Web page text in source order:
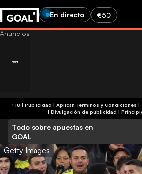
En directo €50
+18 | Publicidad | Aplican Términos y
| Divulgación de publicidad |
Todo sobre apuestas en
GOAL
Getty Images